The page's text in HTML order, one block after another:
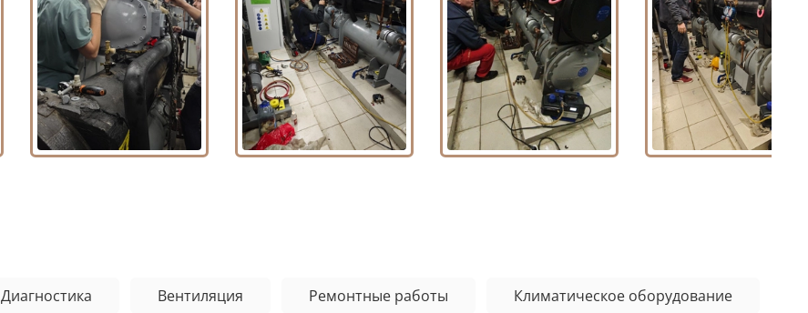
Диагностика Вентиляция Ремонтные работы Климатическое оборудование